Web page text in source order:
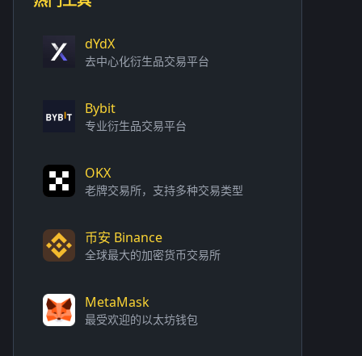
dYdX
去中心化衍生品交易平台
Bybit
专业衍生品交易平台
OKX
老牌交易所，支持多种交易类型
币安 Binance
全球最大的加密货币交易所
MetaMask
最受欢迎的以太坊钱包